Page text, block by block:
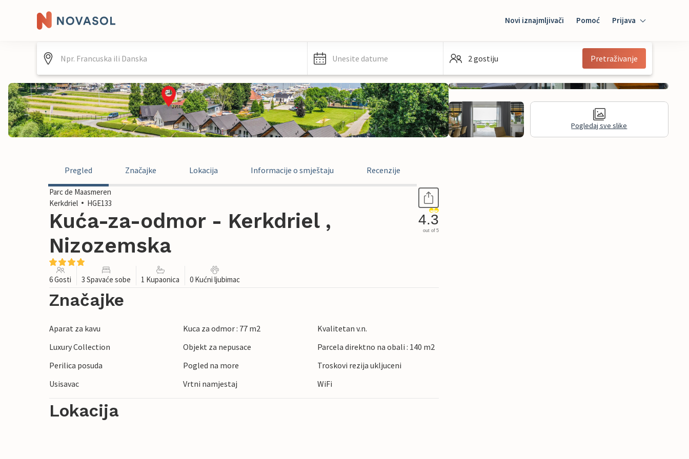
Novi iznajmljivači Pomoć Prijava
Mybooking
Unesite datume 2 gostiju Pretraživanje
Pogledaj sve slike
Pregled Značajke Lokacija Informacije o smještaju Recenzije
Parc de Maasmeren
Kerkdriel
HGE133
Kuća-za-odmor - Kerkdriel ,
Nizozemska
4.3
out of 5
6 Gosti 3 Spavaće sobe 1 Kupaonica 0 Kućni ljubimac
Značajke
Aparat za kavu Kuca za odmor : 77 m2
Kvalitetan v.n.
Luxury Collection
Objekt za nepusace
Parcela direktno na obali : 140 m2
Perilica posuda
Pogled na more
Troskovi rezija ukljuceni
Usisavac
Vrtni namjestaj WiFi
Lokacija